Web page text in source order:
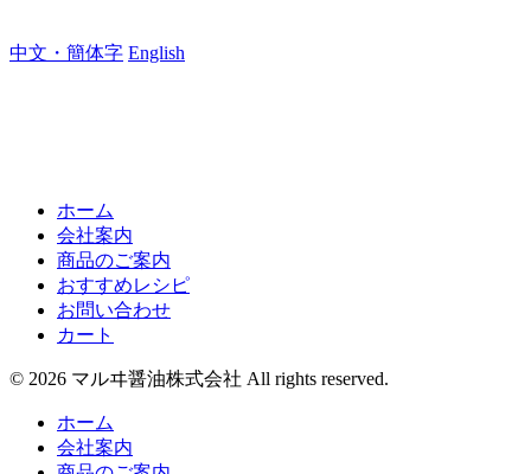
中文・簡体字 English
ホーム
会社案内
商品のご案内
おすすめレシピ
お問い合わせ
カート
© 2026 マルヰ醤油株式会社 All rights reserved.
ホーム
会社案内